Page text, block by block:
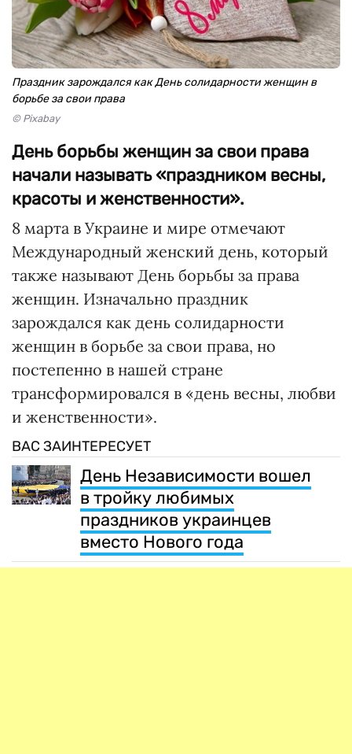
Праздник зарождался как День солидарности женщин в
борьбе за свои права
© Pixabay
День борьбы женщин за свои права
начали называть «праздником весны,
красоты и женственности».
8 марта в Украине и мире отмечают
Международный женский день, который
также называют День борьбы за права
женщин. Изначально праздник
зарождался как день солидарности
женщин в борьбе за свои права, но
постепенно в нашей стране
трансформировался в «день весны, любви
и женственности».
ВАС ЗАИНТЕРЕСУЕТ
День Независимости вошел
в тройку любимых
праздников украинцев
вместо Нового года